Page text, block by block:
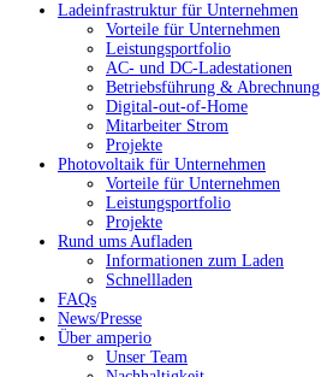
Ladeinfrastruktur für Unternehmen
Vorteile für Unternehmen
Leistungsportfolio
AC- und DC-Ladestationen
Betriebsführung & Abrechnung
Digital-out-of-Home
Mitarbeiter Strom
Projekte
Photovoltaik für Unternehmen
Vorteile für Unternehmen
Leistungsportfolio
Projekte
Rund ums Aufladen
Informationen zum Laden
Schnellladen
FAQs
News/Presse
Über amperio
Unser Team